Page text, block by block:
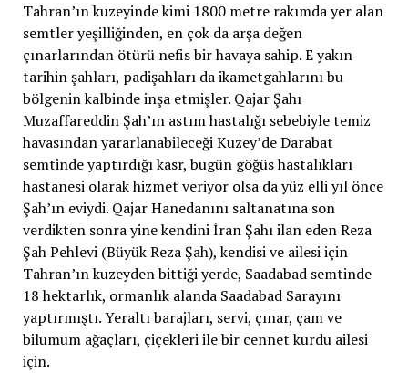
Tahran’ın kuzeyinde kimi 1800 metre rakımda yer alan
semtler yeşilliğinden, en çok da arşa değen
çınarlarından ötürü nefis bir havaya sahip. E yakın
tarihin şahları, padişahları da ikametgahlarını bu
bölgenin kalbinde inşa etmişler. Qajar Şahı
Muzaffareddin Şah’ın astım hastalığı sebebiyle temiz
havasından yararlanabileceği Kuzey’de Darabat
semtinde yaptırdığı kasr, bugün göğüs hastalıkları
hastanesi olarak hizmet veriyor olsa da yüz elli yıl önce
Şah’ın eviydi. Qajar Hanedanını saltanatına son
verdikten sonra yine kendini İran Şahı ilan eden Reza
Şah Pehlevi (Büyük Reza Şah), kendisi ve ailesi için
Tahran’ın kuzeyden bittiği yerde, Saadabad semtinde
18 hektarlık, ormanlık alanda Saadabad Sarayını
yaptırmıştı. Yeraltı barajları, servi, çınar, çam ve
bilumum ağaçları, çiçekleri ile bir cennet kurdu ailesi
için.